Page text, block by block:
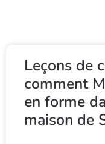
Leçons de
comment
en forme
maison de